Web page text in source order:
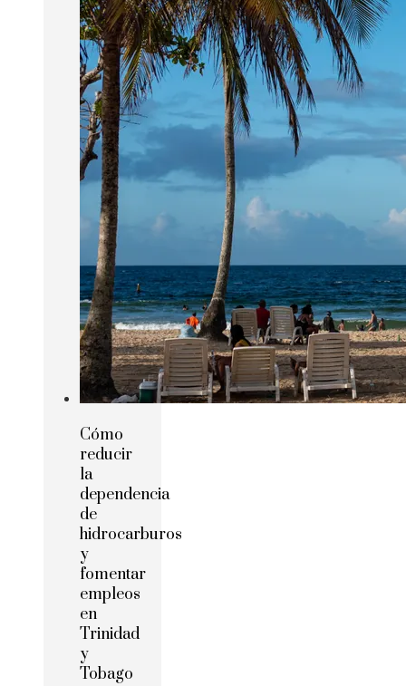
Cómo
reducir
la
dependencia
de
hidrocarburos
y
fomentar
empleos
en
Trinidad
y
Tobago